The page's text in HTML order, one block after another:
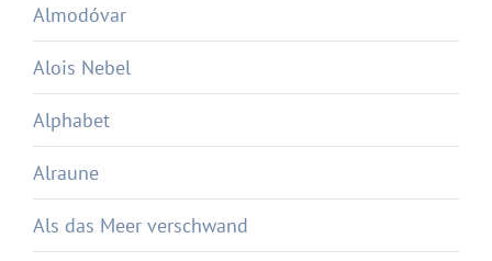
Almodóvar
Alois Nebel
Alphabet
Alraune
Als das Meer verschwand